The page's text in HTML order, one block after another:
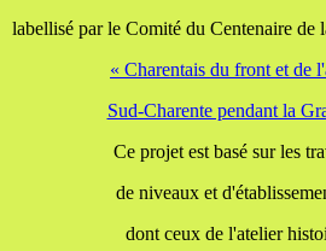
labellisé par le Comité du Centenaire de
« Charentais du front et de
Sud-Charente pendant la
Ce projet est basé sur les
de niveaux et
dont ceux de l'atelier